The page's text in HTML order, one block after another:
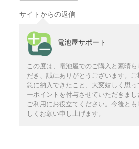
サイトからの返信
電池屋サポート
この度は、電池屋でのご購入と素晴
だき、誠にありがとうございます。
急に納入できたこと、大変嬉しく思っ
ーポイントを付与させていただきま
ご利用にお役立てください。今後と
しくお願い申し上げます。